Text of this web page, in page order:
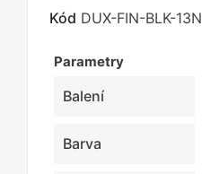
Kód DUX-FIN-BLK-13N
Parametry
Balení
Barva